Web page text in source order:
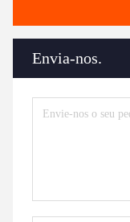
Envia-nos.